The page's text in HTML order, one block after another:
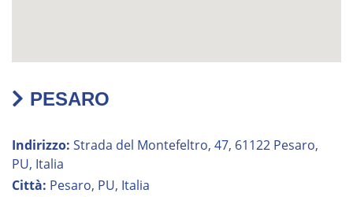
PESARO
Indirizzo: Strada del Montefeltro, 47, 61122 Pesaro,
PU, Italia
Città: Pesaro, PU, Italia